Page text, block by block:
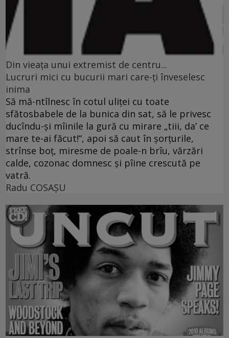
Din vieaţa unui extremist de centru...
Lucruri mici cu bucurii mari care-ţi înveselesc
inima
Să mă-ntîlnesc în cotul uliţei cu toate
sfătosbabele de la bunica din sat, să le privesc
ducîndu-şi mîinile la gură cu mirare „tiii, da’ ce
mare te-ai făcut!“, apoi să caut în şorţurile,
strînse boţ, miresme de poale-n brîu, vărzări
calde, cozonac domnesc şi pîine crescută pe
vatră.
Radu COSAŞU